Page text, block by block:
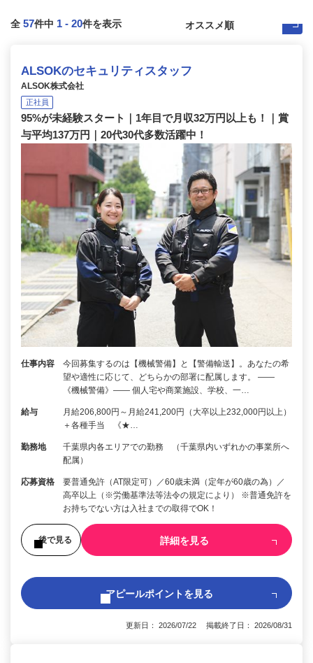
全 57件中 1 - 20件を表示
ALSOKのセキュリティスタッフ
ALSOK株式会社
正社員
95%が未経験スタート｜1年目で月収32万円以上も！｜賞
与平均137万円｜20代30代多数活躍中！
仕事内容
今回募集するのは【機械警備】と【警備輸送】。あなたの希
望や適性に応じて、どちらかの部署に配属します。 ――
《機械警備》―― 個人宅や商業施設、学校、一…
給与
月給206,800円～月給241,200円（大卒以上232,000円以上）
＋各種手当 《★…
勤務地
千葉県内各エリアでの勤務 （千葉県内いずれかの事業所へ
配属）
応募資格
要普通免許（AT限定可）／60歳未満（定年が60歳の為）／
高卒以上（※労働基準法等法令の規定により） ※普通免許を
お持ちでない方は入社までの取得でOK！
後で見る 詳細を見る
アピールポイントを見る
更新日： 2026/07/22 掲載終了日： 2026/08/31